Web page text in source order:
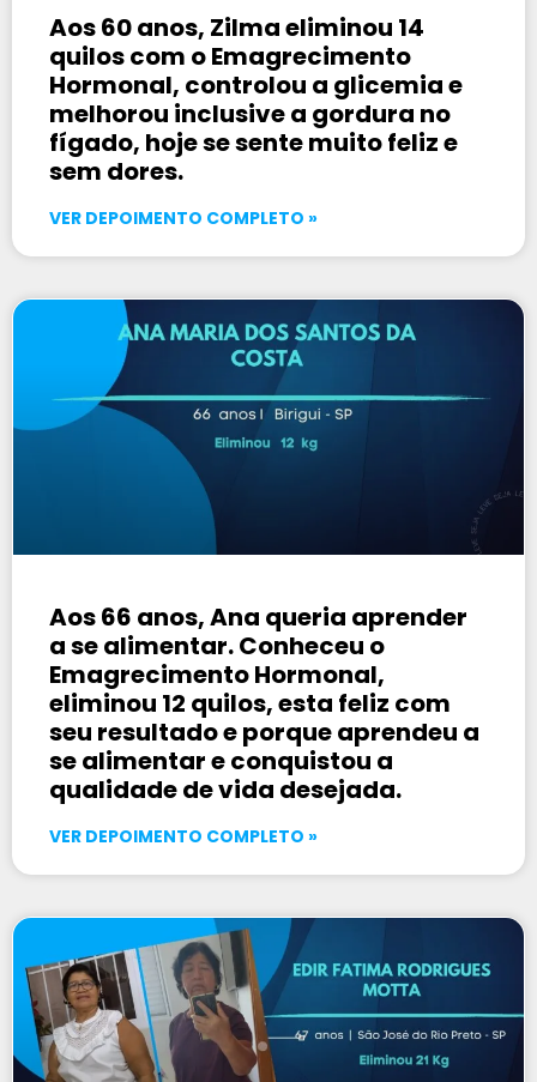
Aos 60 anos, Zilma eliminou 14
quilos com o Emagrecimento
Hormonal, controlou a glicemia e
melhorou inclusive a gordura no
fígado, hoje se sente muito feliz e
sem dores.
VER DEPOIMENTO COMPLETO »
Aos 66 anos, Ana queria aprender
a se alimentar. Conheceu o
Emagrecimento Hormonal,
eliminou 12 quilos, esta feliz com
seu resultado e porque aprendeu a
se alimentar e conquistou a
qualidade de vida desejada.
VER DEPOIMENTO COMPLETO »